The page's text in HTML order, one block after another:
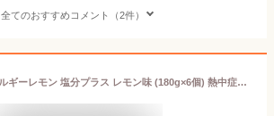
全てのおすすめコメント（2件）
inゼリー エネルギーレモン 塩分プラス レモン味 (180g×6個) 熱中症対策 栄養補助ゼリー すばやいエネルギー補給 10秒チャージ クエン酸 熱中症予防声かけプロジェクト 森永製菓